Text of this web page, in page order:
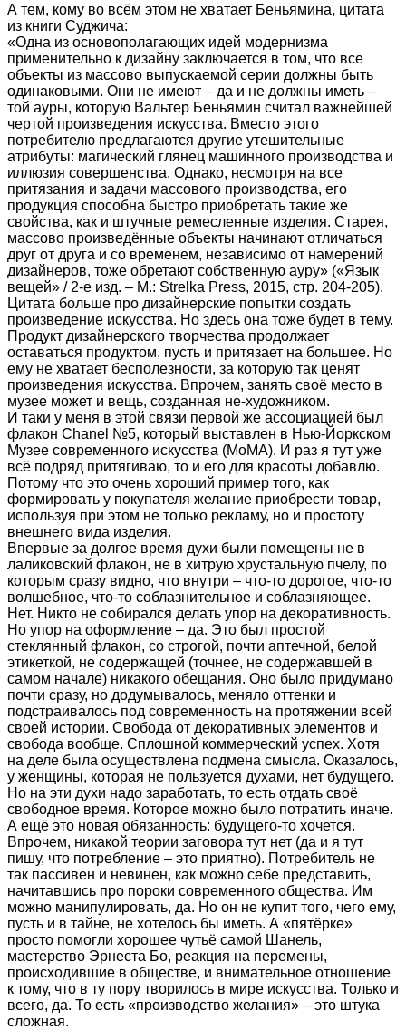
А тем, кому во всём этом не хватает Беньямина, цитата
из книги Суджича:
«Одна из основополагающих идей модернизма
применительно к дизайну заключается в том, что все
объекты из массово выпускаемой серии должны быть
одинаковыми. Они не имеют – да и не должны иметь –
той ауры, которую Вальтер Беньямин считал важнейшей
чертой произведения искусства. Вместо этого
потребителю предлагаются другие утешительные
атрибуты: магический глянец машинного производства и
иллюзия совершенства. Однако, несмотря на все
притязания и задачи массового производства, его
продукция способна быстро приобретать такие же
свойства, как и штучные ремесленные изделия. Старея,
массово произведённые объекты начинают отличаться
друг от друга и со временем, независимо от намерений
дизайнеров, тоже обретают собственную ауру» («Язык
вещей» / 2-е изд. – М.: Strelka Press, 2015, стр. 204-205).
Цитата больше про дизайнерские попытки создать
произведение искусства. Но здесь она тоже будет в тему.
Продукт дизайнерского творчества продолжает
оставаться продуктом, пусть и притязает на большее. Но
ему не хватает бесполезности, за которую так ценят
произведения искусства. Впрочем, занять своё место в
музее может и вещь, созданная не-художником.
И таки у меня в этой связи первой же ассоциацией был
флакон Chanel №5, который выставлен в Нью-Йоркском
Музее современного искусства (МоМА). И раз я тут уже
всё подряд притягиваю, то и его для красоты добавлю.
Потому что это очень хороший пример того, как
формировать у покупателя желание приобрести товар,
используя при этом не только рекламу, но и простоту
внешнего вида изделия.
Впервые за долгое время духи были помещены не в
лаликовский флакон, не в хитрую хрустальную пчелу, по
которым сразу видно, что внутри – что-то дорогое, что-то
волшебное, что-то соблазнительное и соблазняющее.
Нет. Никто не собирался делать упор на декоративность.
Но упор на оформление – да. Это был простой
стеклянный флакон, со строгой, почти аптечной, белой
этикеткой, не содержащей (точнее, не содержавшей в
самом начале) никакого обещания. Оно было придумано
почти сразу, но додумывалось, меняло оттенки и
подстраивалось под современность на протяжении всей
своей истории. Свобода от декоративных элементов и
свобода вообще. Сплошной коммерческий успех. Хотя
на деле была осуществлена подмена смысла. Оказалось,
у женщины, которая не пользуется духами, нет будущего.
Но на эти духи надо заработать, то есть отдать своё
свободное время. Которое можно было потратить иначе.
А ещё это новая обязанность: будущего-то хочется.
Впрочем, никакой теории заговора тут нет (да и я тут
пишу, что потребление – это приятно). Потребитель не
так пассивен и невинен, как можно себе представить,
начитавшись про пороки современного общества. Им
можно манипулировать, да. Но он не купит того, чего ему,
пусть и в тайне, не хотелось бы иметь. А «пятёрке»
просто помогли хорошее чутьё самой Шанель,
мастерство Эрнеста Бо, реакция на перемены,
происходившие в обществе, и внимательное отношение
к тому, что в ту пору творилось в мире искусства. Только и
всего, да. То есть «производство желания» – это штука
сложная.